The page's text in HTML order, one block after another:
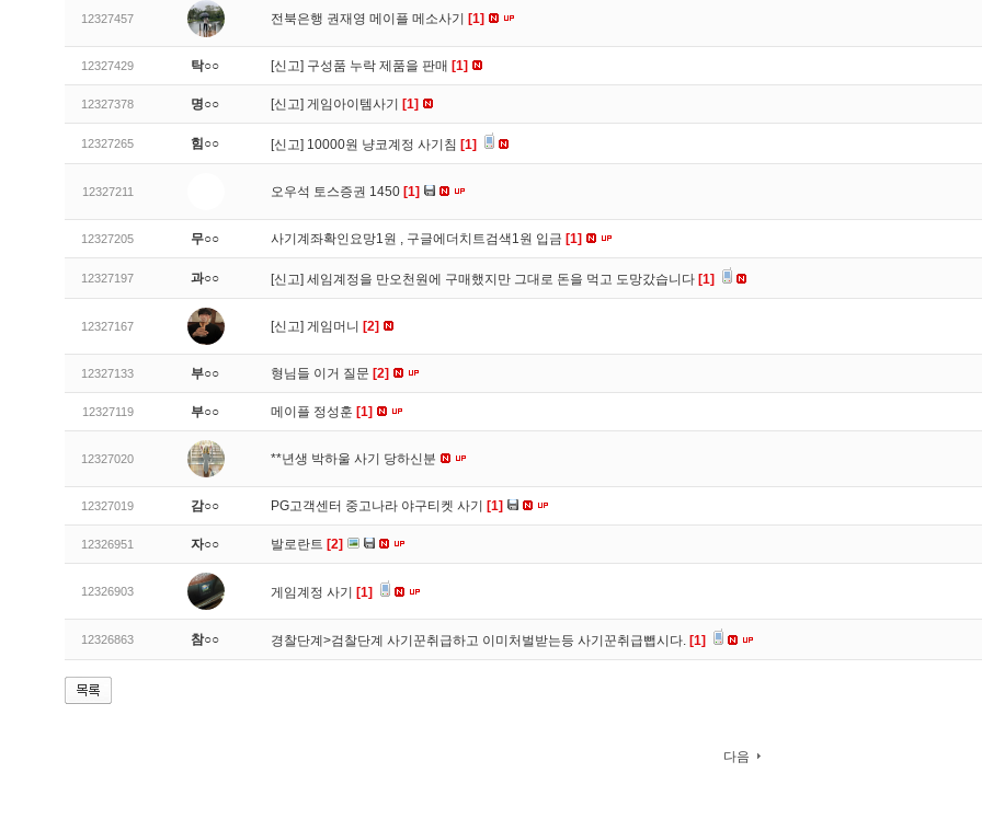
12327457 전북은행 권재영 메이플 메소사기 [1]
12327429 탁○○ [신고] 구성품 누락 제품을 판매 [1]
12327378 명○○ [신고] 게임아이템사기 [1]
12327265 힘○○ [신고] 10000원 냥코계정 사기침 [1]
12327211 오우석 토스증권 1450 [1]
12327205 무○○ 사기계좌확인요망1원 , 구글에더치트검색1원 입금 [1]
12327197 과○○ [신고] 세임계정을 만오천원에 구매했지만 그대로 돈을 먹고 도망갔습니다 [1]
12327167 [신고] 게임머니 [2]
12327133 부○○ 형님들 이거 질문 [2]
12327119 부○○ 메이플 정성훈 [1]
12327020 **년생 박하울 사기 당하신분
12327019 감○○ PG고객센터 중고나라 야구티켓 사기 [1]
12326951 자○○ 발로란트 [2]
12326903 게임계정 사기 [1]
12326863 참○○ 경찰단계>검찰단계 사기꾼취급하고 이미처벌받는등 사기꾼취급뺍시다. [1]
다음